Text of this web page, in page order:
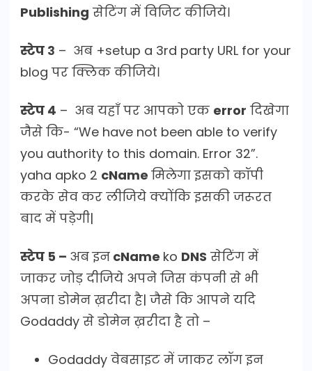
Publishing सेटिंग में विजिट कीजिये।
स्टेप ३ – अब +setup a 3rd party URL for your
blog पर क्लिक कीजिये।
स्टेप ४ – अब यहाँ पर आपको एक error दिखेगा
जैसे कि- “We have not been able to verify
you authority to this domain. Error 32”.
yaha apko 2 cName मिलेगा इसको कॉपी
करके सेव कर लीजिये क्योंकि इसकी जरूरत
बाद में पड़ेगी|
स्टेप 5 – अब इन cName ko DNS सेटिंग में
जाकर जोड़ दीजिये अपने जिस कंपनी से भी
अपना डोमेन ख़रीदा है| जैसे कि आपने यदि
Godaddy से डोमेन ख़रीदा है तो –
Godaddy वेबसाइट में जाकर लॉग इन